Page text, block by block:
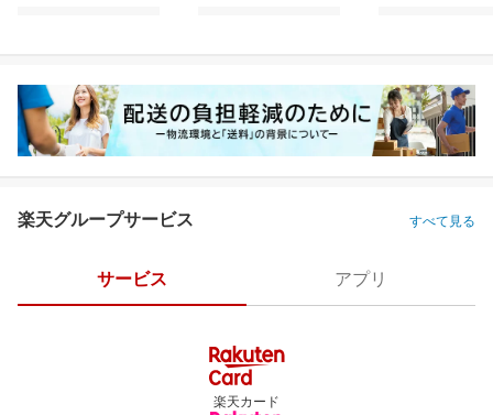
楽天グループサービス すべて見る
サービス アプリ
楽天カード